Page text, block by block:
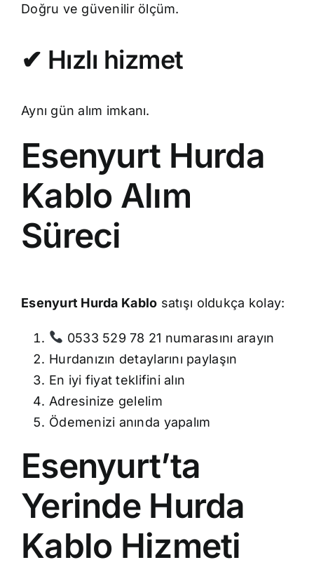
Doğru ve güvenilir ölçüm.
✔ Hızlı hizmet
Aynı gün alım imkanı.
Esenyurt Hurda
Kablo Alım
Süreci
Esenyurt Hurda Kablo satışı oldukça kolay:
0533 529 78 21 numarasını arayın
Hurdanızın detaylarını paylaşın
En iyi fiyat teklifini alın
Adresinize gelelim
Ödemenizi anında yapalım
Esenyurt’ta
Yerinde Hurda
Kablo Hizmeti